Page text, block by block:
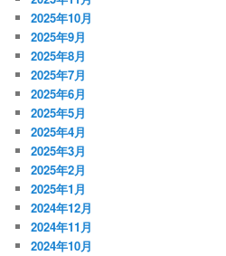
2025年10月
2025年9月
2025年8月
2025年7月
2025年6月
2025年5月
2025年4月
2025年3月
2025年2月
2025年1月
2024年12月
2024年11月
2024年10月